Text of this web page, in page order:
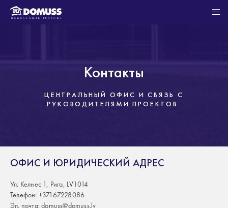
Контакты
ЦЕНТРАЛЬНЫЙ ОФИС И СВЯЗЬ С
РУКОВОДИТЕЛЯМИ ПРОЕКТОВ.
ОФИС И ЮРИДИЧЕСКИЙ АДРЕС
Ул. Келнес 1, Рига, LV1014
Телефон: +37167228086
Эл. почта: domuss@domuss.lv